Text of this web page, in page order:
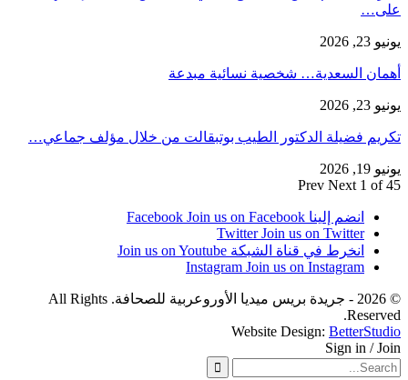
على…
يونيو 23, 2026
أهمان السعدية… شخصية نسائية مبدعة
يونيو 23, 2026
تكريم فضيلة الدكتور الطيب بوتبقالت من خلال مؤلف جماعي…
يونيو 19, 2026
Prev Next 1 of 45
انضم إلينا Facebook Join us on Facebook
Twitter Join us on Twitter
انخرط في قناة الشبكة Join us on Youtube
Instagram Join us on Instagram
© 2026 - جريدة بريس ميديا الأوروعربية للصحافة. All Rights
Reserved.
Website Design: BetterStudio
Sign in / Join